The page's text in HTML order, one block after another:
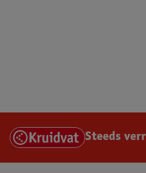
Steeds